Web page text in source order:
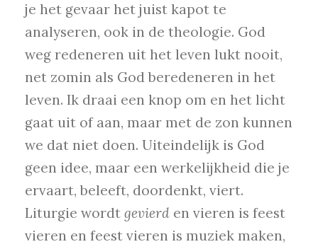
je het gevaar het juist kapot te
analyseren, ook in de theologie. God
weg redeneren uit het leven lukt nooit,
net zomin als God beredeneren in het
leven. Ik draai een knop om en het licht
gaat uit of aan, maar met de zon kunnen
we dat niet doen. Uiteindelijk is God
geen idee, maar een werkelijkheid die je
ervaart, beleeft, doordenkt, viert.
Liturgie wordt gevierd en vieren is feest
vieren en feest vieren is muziek maken,